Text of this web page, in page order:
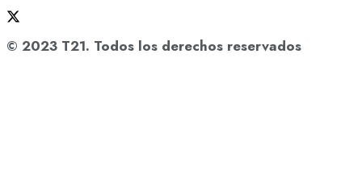
© 2023 T21. Todos los derechos reservados